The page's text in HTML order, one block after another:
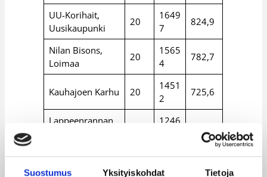
Suostumus Yksityiskohdat Tietoja
UU-Korihait,
Uusikaupunki
20
1649
7
824,9
Nilan Bisons,
Loimaa
20
1565
4
782,7
Kauhajoen Karhu 20
1451
2
725,6
Lappeenrannan
1246
2005
14